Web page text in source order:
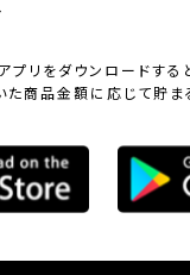
リをダウンロードすると
た商品金額に応じて貯ま